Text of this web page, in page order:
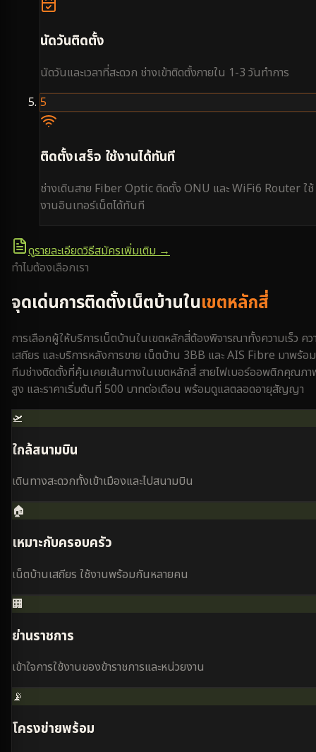
นัดวันติดตั้ง
นัดวันและเวลาที่สะดวก ช่างเข้าติดตั้งภายใน 1-3 วันทำการ
5
ติดตั้งเสร็จ ใช้งานได้ทันที
ช่างเดินสาย Fiber Optic ติดตั้ง ONU และ WiFi6 Router ใช้
งานอินเทอร์เน็ตได้ทันที
ดูรายละเอียดวิธีสมัครเพิ่มเติม →
ทำไมต้องเลือกเรา
จุดเด่นการติดตั้งเน็ตบ้านในเขตหลักสี่
การเลือกผู้ให้บริการเน็ตบ้านในเขตหลักสี่ต้องพิจารณาทั้งความเร็ว คว
เสถียร และบริการหลังการขาย เน็ตบ้าน 3BB และ AIS Fibre มาพร้อม
ทีมช่างติดตั้งที่คุ้นเคยเส้นทางในเขตหลักสี่สายไฟเบอร์ออพติกคุณภ
สูง และราคาเริ่มต้นที่ 500 บาทต่อเดือน พร้อมดูแลตลอดอายุสัญญา
🛫
ใกล้สนามบิน
เดินทางสะดวกทั้งเข้าเมืองและไปสนามบิน
🏠
เหมาะกับครอบครัว
เน็ตบ้านเสถียร ใช้งานพร้อมกันหลายคน
🏢
ย่านราชการ
เข้าใจการใช้งานของข้าราชการและหน่วยงาน
📡
โครงข่ายพร้อม